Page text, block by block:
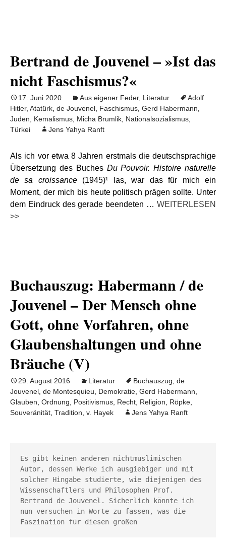
Bertrand de Jouvenel – »Ist das
nicht Faschismus?«
17. Juni 2020 Aus eigener Feder, Literatur
Adolf
Hitler, Atatürk de Jouvenel Faschismus Gerd Habermann
Juden
Kemalismus Micha Brumlik Nationalsozialismus
Türkei
Jens Yahya Ranft
Als ich vor etwa 8 Jahren erstmals die deutschsprachige
Übersetzung des Buches Du Pouvoir. Histoire naturelle
de sa croissance(1945)¹ las, war das für mich ein
Moment, der mich bis heute politisch prägen sollte. Unter
dem Eindruck des gerade beendeten … WEITERLESEN
>>
Buchauszug: Habermann / de
Jouvenel – Der Mensch ohne
Gott, ohne Vorfahren, ohne
Glaubenshaltungen und ohne
Bräuche (V)
29. August 2016 Literatur Buchauszug de
Jouvenel de Montesquieu Demokratie Gerd Habermann
Glauben Ordnung Positivismus Recht Religion Röpke
Souveränität Tradition v. Hayek Jens Yahya Ranft
Es gibt keinen anderen nichtmuslimischen
Autor, dessen Werke ich ausgiebiger und mit
solcher Hingabe studierte, wie diejenigen des
Wissenschaftlers und Philosophen Prof.
Bertrand de Jouvenel. Sicherlich könnte ich
nun versuchen in Worte zu fassen, was die
Faszination für diesen großen